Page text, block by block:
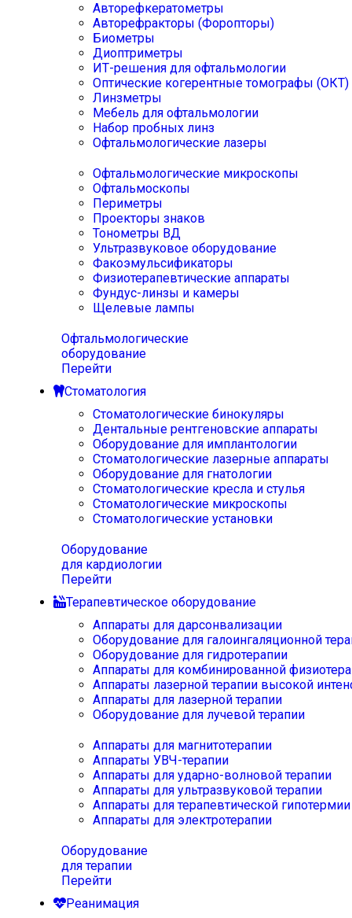
Авторефкератометры
Авторефракторы (Форопторы)
Биометры
Диоптриметры
ИТ-решения для офтальмологии
Оптические когерентные томографы (ОКТ)
Линзметры
Мебель для офтальмологии
Набор пробных линз
Офтальмологические лазеры
Офтальмологические микроскопы
Офтальмоскопы
Периметры
Проекторы знаков
Тонометры ВД
Ультразвуковое оборудование
Факоэмульсификаторы
Физиотерапевтические аппараты
Фундус-линзы и камеры
Щелевые лампы
Офтальмологические
оборудование
Перейти
Стоматология
Стоматологические бинокуляры
Дентальные рентгеновские аппараты
Оборудование для имплантологии
Стоматологические лазерные аппараты
Оборудование для гнатологии
Стоматологические кресла и стулья
Стоматологические микроскопы
Стоматологические установки
Оборудование
для кардиологии
Перейти
Терапевтическое оборудование
Аппараты для дарсонвализации
Оборудование для галоингаляционной
Оборудование для гидротерапии
Аппараты для комбинированной
Аппараты лазерной терапии высокой
Аппараты для лазерной терапии
Оборудование для лучевой терапии
Аппараты для магнитотерапии
Аппараты УВЧ-терапии
Аппараты для ударно-волновой терапии
Аппараты для ультразвуковой терапии
Аппараты для терапевтической
Аппараты для электротерапии
Оборудование
для терапии
Перейти
Реанимация